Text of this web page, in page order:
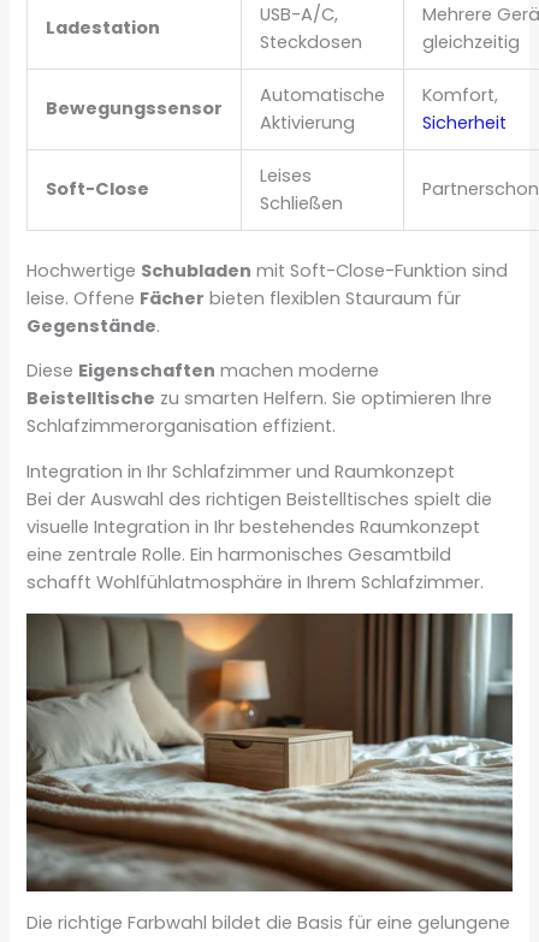
Ladestation
USB-A/C,
Steckdosen
Mehrere
gleichzeitig
Bewegungssensor
Automatische
Aktivierung
Komfort,
Sicherheit
Soft-Close
Leises
Schließen
Hochwertige Schubladen mit Soft-Close-Funktion sind
leise. Offene Fächer bieten flexiblen Stauraum für
Gegenstände.
Diese Eigenschaften machen moderne
Beistelltische zu smarten Helfern. Sie optimieren Ihre
Schlafzimmerorganisation effizient.
Integration in Ihr Schlafzimmer und Raumkonzept
Bei der Auswahl des richtigen Beistelltisches spielt die
visuelle Integration in Ihr bestehendes Raumkonzept
eine zentrale Rolle. Ein harmonisches Gesamtbild
schafft Wohlfühlatmosphäre in Ihrem Schlafzimmer.
Die richtige Farbwahl bildet die Basis für eine gelungene